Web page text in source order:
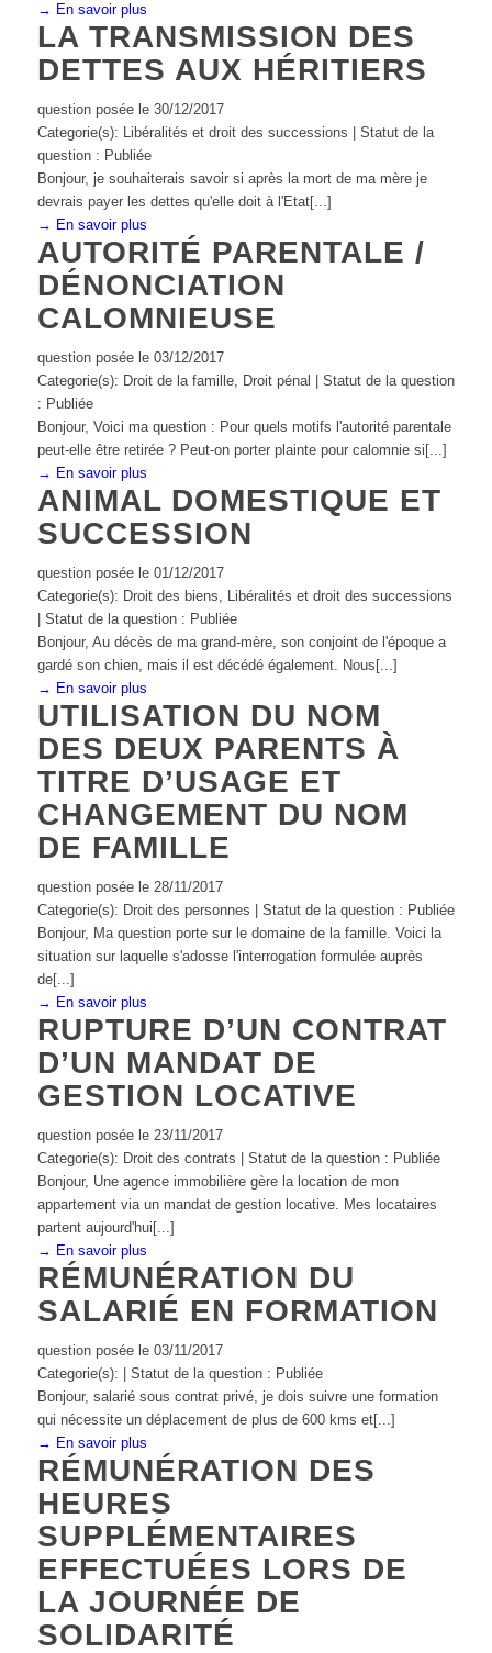
→ En savoir plus
LA TRANSMISSION DES
DETTES AUX HÉRITIERS
question posée le 30/12/2017
Categorie(s): Libéralités et droit des successions | Statut de la
question : Publiée
Bonjour, je souhaiterais savoir si après la mort de ma mère je
devrais payer les dettes qu'elle doit à l'Etat[...]
→ En savoir plus
AUTORITÉ PARENTALE /
DÉNONCIATION
CALOMNIEUSE
question posée le 03/12/2017
Categorie(s): Droit de la famille, Droit pénal | Statut de la question
: Publiée
Bonjour, Voici ma question : Pour quels motifs l'autorité parentale
peut-elle être retirée ? Peut-on porter plainte pour calomnie si[...]
→ En savoir plus
ANIMAL DOMESTIQUE ET
SUCCESSION
question posée le 01/12/2017
Categorie(s): Droit des biens, Libéralités et droit des successions
| Statut de la question : Publiée
Bonjour, Au décès de ma grand-mère, son conjoint de l'époque a
gardé son chien, mais il est décédé également. Nous[...]
→ En savoir plus
UTILISATION DU NOM
DES DEUX PARENTS À
TITRE D’USAGE ET
CHANGEMENT DU NOM
DE FAMILLE
question posée le 28/11/2017
Categorie(s): Droit des personnes | Statut de la question : Publiée
Bonjour, Ma question porte sur le domaine de la famille. Voici la
situation sur laquelle s'adosse l'interrogation formulée auprès
de[...]
→ En savoir plus
RUPTURE D’UN CONTRAT
D’UN MANDAT DE
GESTION LOCATIVE
question posée le 23/11/2017
Categorie(s): Droit des contrats | Statut de la question : Publiée
Bonjour, Une agence immobilière gère la location de mon
appartement via un mandat de gestion locative. Mes locataires
partent aujourd'hui[...]
→ En savoir plus
RÉMUNÉRATION DU
SALARIÉ EN FORMATION
question posée le 03/11/2017
Categorie(s): | Statut de la question : Publiée
Bonjour, salarié sous contrat privé, je dois suivre une formation
qui nécessite un déplacement de plus de 600 kms et[...]
→ En savoir plus
RÉMUNÉRATION DES
HEURES
SUPPLÉMENTAIRES
EFFECTUÉES LORS DE
LA JOURNÉE DE
SOLIDARITÉ